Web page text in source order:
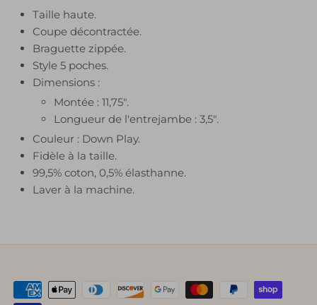
Taille haute.
Coupe décontractée.
Braguette zippée.
Style 5 poches.
Dimensions :
Montée : 11,75".
Longueur de l'entrejambe : 3,5".
Couleur : Down Play.
Fidèle à la taille.
99,5% coton, 0,5% élasthanne.
Laver à la machine.